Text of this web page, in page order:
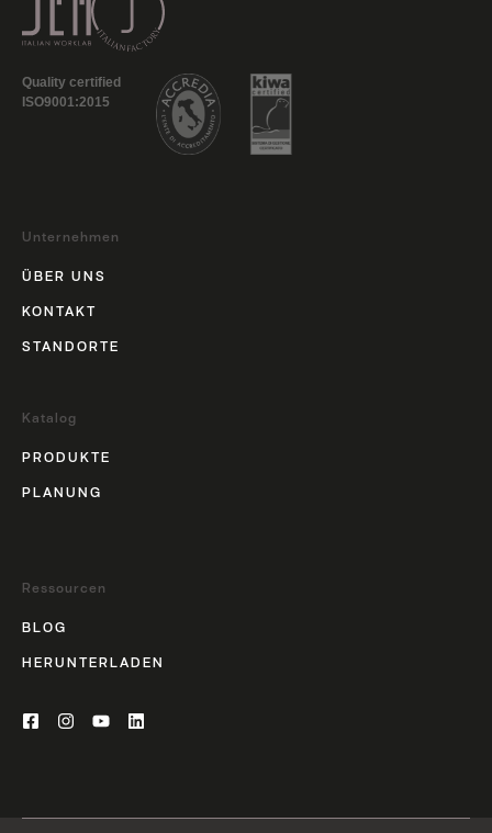
Quality certified
ISO9001:2015
Unternehmen
ÜBER UNS
KONTAKT
STANDORTE
Katalog
PRODUKTE
PLANUNG
Ressourcen
BLOG
HERUNTERLADEN